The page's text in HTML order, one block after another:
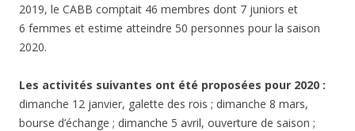
2019, le CABB comptait 46 membres dont 7 juniors et
6 femmes et estime atteindre 50 personnes pour la saison
2020.
Les activités suivantes ont été proposées pour 2020 :
dimanche 12 janvier, galette des rois ; dimanche 8 mars,
bourse d’échange ; dimanche 5 avril, ouverture de saison ;